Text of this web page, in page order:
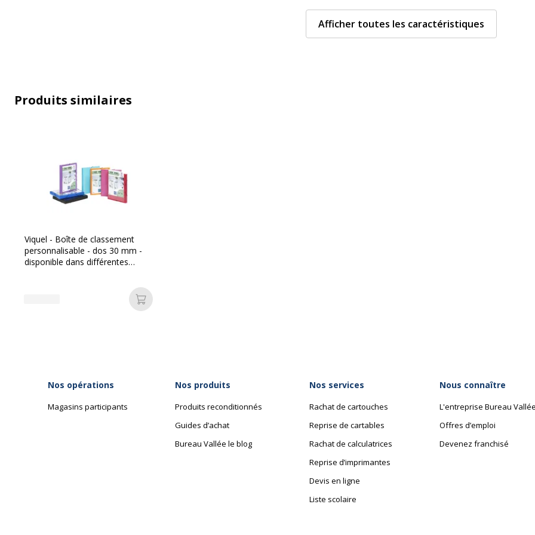
Epaisseur du matériau
Caractéristiques générales
Quantité incluse
Données d'identification
3135252139479
Afficher toutes les caractéristiques
Produits similaires
Viquel - Boîte de classement
personnalisable - dos 30 mm -
disponible dans différentes
Ajouter au panier
Nos opérations
Magasins participants
Nos produits
Produits reconditionnés
Guides d’achat
Bureau Vallée le blog
Nos services
Rachat de cartouches
Reprise de cartables
Rachat de calculatrices
Reprise d’imprimantes
Devis en ligne
Liste scolaire
Nous connaître
L'entreprise Bureau Vallée
Offres d’emploi
Devenez franchisé